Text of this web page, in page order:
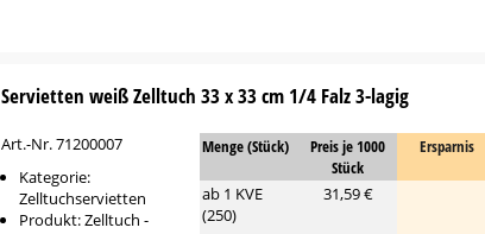
Servietten weiß Zelltuch 33 x 33 cm 1/4 Falz 3-lagig
Art.-Nr. 71200007
Kategorie:
Zelltuchservietten
Produkt: Zelltuch -
Menge (Stück)
Preis je 1000
Stück
Ersparnis
ab 1 KVE
(250)
31,59 €